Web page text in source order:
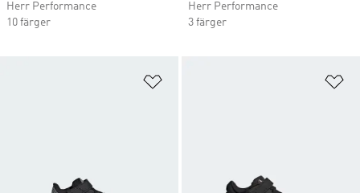
Herr Performance
10 färger
Herr Performance
3 färger